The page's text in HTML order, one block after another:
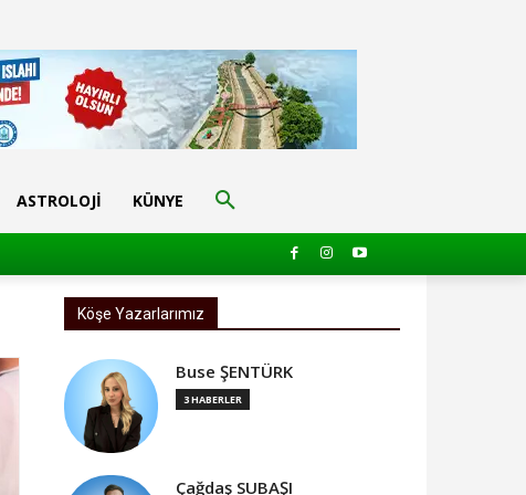
ASTROLOJI KÜNYE
Köşe Yazarlarımız
Buse ŞENTÜRK
3 HABERLER
Çağdaş SUBAŞI